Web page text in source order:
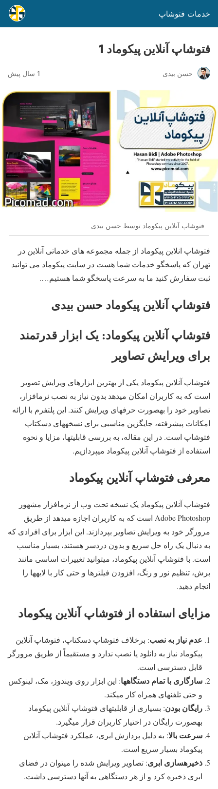
خدمات فتوشاپ
فتوشاپ آنلاین پیکوماد 1
حسن بیدی 1 سال پیش
فتوشاپ آنلاین پیکوماد توسط حسن بیدی
فتوشاپ انلاین پیکوماد از جمله مجموعه های خدماتی آنلاین در
تهران که پاسخگو خدمات شما هست در سایت پیکوماد می توانید
ثبت سفارش کنید ما به سرعت پاسخگو شما هستیم….
فتوشاپ آنلاین پیکوماد حسن بیدی
فتوشاپ آنلاین پیکوماد: یک ابزار قدرتمند
برای ویرایش تصاویر
فتوشاپ آنلاین پیکوماد یکی از بهترین ابزارهای ویرایش تصویر
است که به کاربران امکان میدهد بدون نیاز به نصب نرمافزار،
تصاویر خود را بهصورت حرفهای ویرایش کنند. این پلتفرم با ارائه
امکانات پیشرفته، جایگزین مناسبی برای نسخههای دسکتاپ
فتوشاپ است. در این مقاله، به بررسی قابلیتها، مزایا و نحوه
استفاده از فتوشاپ آنلاین پیکوماد میپردازیم.
معرفی فتوشاپ آنلاین پیکوماد
فتوشاپ آنلاین پیکوماد یک نسخه تحت وب از نرمافزار مشهور
Adobe Photoshop است که به کاربران اجازه میدهد از طریق
مرورگر خود به ویرایش تصاویر بپردازند. این ابزار برای افرادی که
به دنبال یک راه حل سریع و بدون دردسر هستند، بسیار مناسب
است. با فتوشاپ آنلاین پیکوماد، میتوانید تغییرات اساسی مانند
برش، تنظیم نور و رنگ، افزودن فیلترها و حتی کار با لایهها را
انجام دهید.
مزایای استفاده از فتوشاپ آنلاین پیکوماد
عدم نیاز به نصب: برخلاف فتوشاپ دسکتاپ، فتوشاپ آنلاین
پیکوماد نیاز به دانلود یا نصب ندارد و مستقیماً از طریق مرورگر
قابل دسترسی است.
سازگاری با تمام دستگاهها: این ابزار روی ویندوز، مک، لینوکس
و حتی تلفنهای همراه کار میکند.
رایگان بودن: بسیاری از قابلیتهای فتوشاپ آنلاین پیکوماد
بهصورت رایگان در اختیار کاربران قرار میگیرد.
سرعت بالا: به دلیل پردازش ابری، عملکرد فتوشاپ آنلاین
پیکوماد بسیار سریع است.
ذخیرهسازی ابری: تصاویر ویرایش شده را میتوان در فضای
ابری ذخیره کرد و از هر دستگاهی به آنها دسترسی داشت.